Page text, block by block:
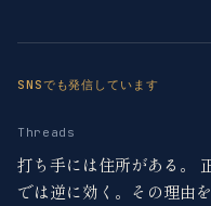
SNSでも発信しています
Threads
打ち手には住所がある。
では逆に効く。その理由